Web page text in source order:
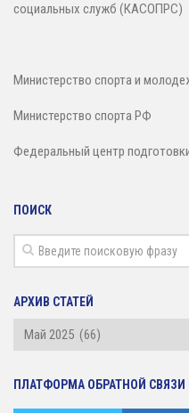
социальных служб (КАСОПРС)
Министерство спорта и
Министерство спорта РФ
Федеральный центр
ПОИСК
АРХИВ СТАТЕЙ
Архив
ПЛАТФОРМА ОБРАТНОЙ СВЯЗИ